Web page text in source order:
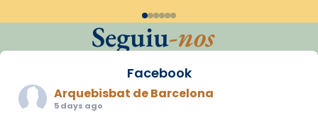
Seguiu-nos
Facebook
Arquebisbat de Barcelona
5 days ago